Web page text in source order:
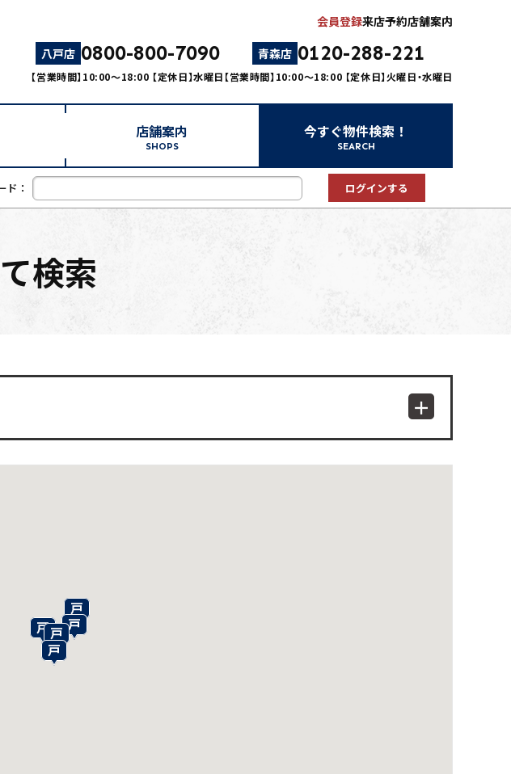
会員登録来店予約店舗案内
八戸店 0800-800-7090
【営業時間】10:00～18:00 【定休日】水曜日
青森店 0120-288-221
【営業時間】10:00～18:00 【定休日】火曜日・水曜日
店舗案内
SHOPS
今すぐ物件検索！
SEARCH
中古一戸建て
中古マンション
新築一戸建て
土地
事業用
ド：
検索